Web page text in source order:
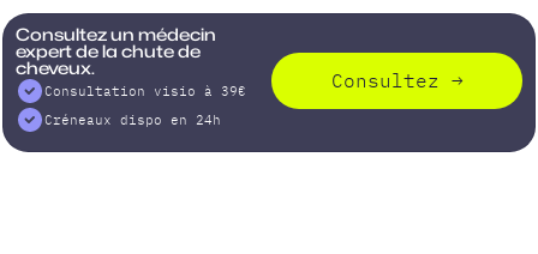
Consultez un médecin
expert de la chute de
cheveux.
Consultation visio à 39€
Créneaux dispo en 24h
Consultez →